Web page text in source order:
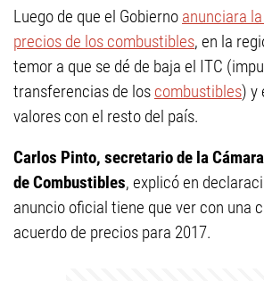
Luego de que el Gobierno anunciara
precios de los combustibles, en la
temor a que se dé de baja el ITC
transferencias de los combustibles) y
valores con el resto del país.
Carlos Pinto, secretario de la
de Combustibles, explicó en
anuncio oficial tiene que ver con una
acuerdo de precios para 2017.